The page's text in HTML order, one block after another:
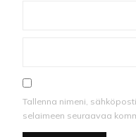
Tallenna nimeni,
selaimeen seuraavaa